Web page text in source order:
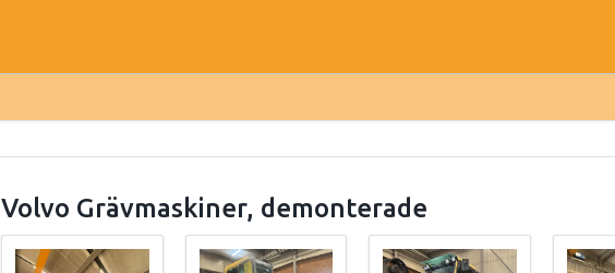
Volvo Grävmaskiner, demonterade